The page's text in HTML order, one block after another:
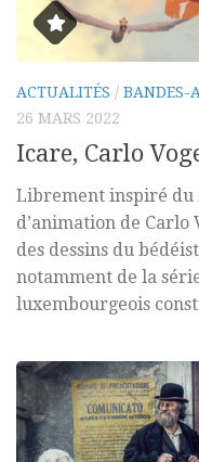
ACTUALITÉS / BANDES-
26 MARS 2022
Icare, Carlo
Librement inspiré du
d’animation de
des dessins du
notamment de la
luxembourgeois